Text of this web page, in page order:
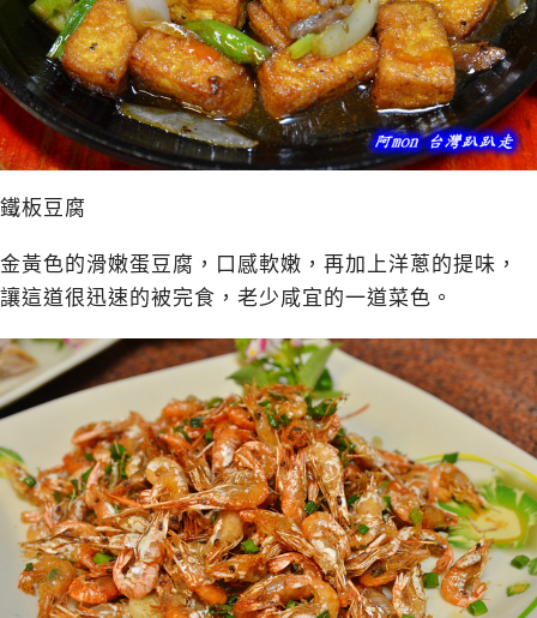
鐵板豆腐
金黃色的滑嫩蛋豆腐，口感軟嫩，再加上洋蔥的提味，
讓這道很迅速的被完食，老少咸宜的一道菜色。